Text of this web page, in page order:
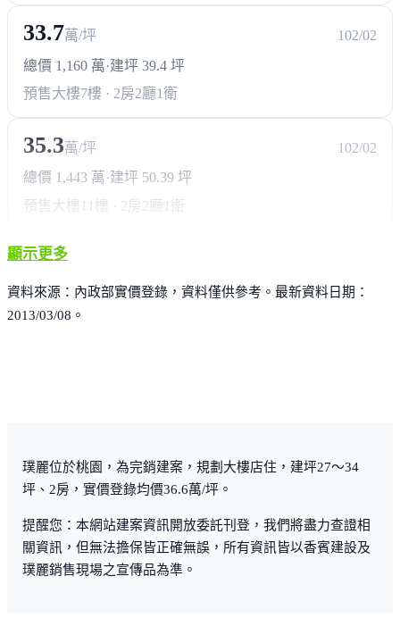
33.7萬/坪
102/02
總價 1,160 萬·建坪 39.4 坪
預售大樓7樓 · 2房2廳1衛
35.3萬/坪
102/02
總價 1,443 萬 ·建坪 50.39 坪
預售大樓 11樓 · 2房2廳1衛
顯示更多
資料來源：內政部實價登錄，資料僅供參考。最新資料日期：
2013/03/08。
璞麗位於桃園，為完銷建案，規劃大樓店住，建坪27～34
坪、2房，實價登錄均價36.6萬/坪。
提醒您：本網站建案資訊開放委託刊登，我們將盡力查證相
關資訊，但無法擔保皆正確無誤，所有資訊皆以香賓建設及
璞麗銷售現場之宣傳品為準。